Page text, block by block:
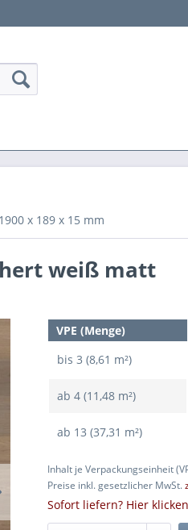
x 189 x 15 mm
weiß matt
VPE (Menge)
bis3 (8,61 m²)
ab4 (11,48 m²)
ab 13 (37,31 m²)
Inhalt je Verpackungseinheit
Preise inkl. gesetzlicher MwSt.
Sofort liefern? Hier